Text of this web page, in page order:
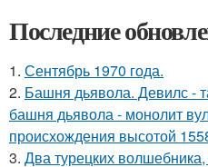
Последние
1. Сентябрь 1970 года.
2. Башня дьявола. Девилс -
башня дьявола - монолит
происхождения высотой
3. Два турецких